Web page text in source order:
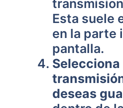
Esta suele
en la parte
pantalla.
Selecciona
deseas